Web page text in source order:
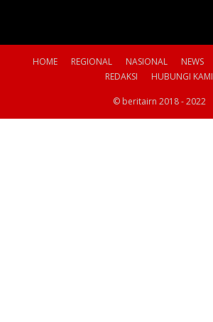
HOME REGIONAL NASIONAL NEWS
REDAKSI
HUBUNGI KAMI
© beritairn 2018 - 2022